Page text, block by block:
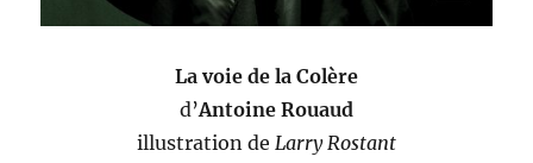
La voie de la Colère
d’Antoine Rouaud
illustration de Larry Rostant